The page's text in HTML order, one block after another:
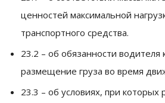
ценностей максимальной
транспортного средства.
23.2 – об обязанности водителя
размещение груза во время
23.3 – об условиях, при которых